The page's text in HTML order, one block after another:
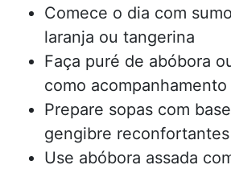
Comece o dia com
laranja ou tangerina
Faça puré de abóbora
como acompanhamento
Prepare sopas com
gengibre
Use abóbora assada